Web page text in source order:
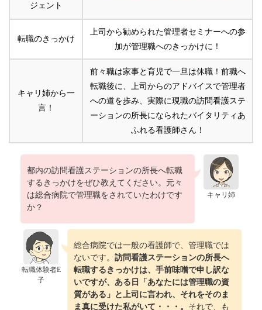
ジェント
転職のきっかけ
上司から勧められた管理者セミナーへの参
加が管理職へのきっかけに！
キャリ姉から一
言！
前々職は家事と育児で一旦は休職！前職へ
転職後に、上司からのアドバイスで管理者
への道を歩み、実際に現職の訪問看護ステ
ーションの所長になられたバイタリティあ
ふれる看護師さん！
キャリ姉
都内の訪問看護ステーションの所長へ転職
するきっかけをぜひ教えてください。元々
は総合病院で管理職をされていたわけです
か？
転職体験者E
子
総合病院では一般の看護師で、管理職では
ないです。 訪問看護ステーションの所長へ
転職するきっかけは、手前味噌で申し訳な
いですが、ある日「あなたには管理職の資
質がある」と上司に言われ、それをそのま
ま真に受けた私がいて・・・。 それで、も